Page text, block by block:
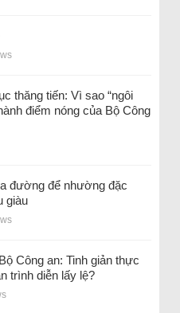
thăng tiến: Vì sao “ngôi
điểm nóng của Bộ Công
đường để nhường đặc
giàu
Công an: Tinh giản thực
trình diễn lấy lệ?